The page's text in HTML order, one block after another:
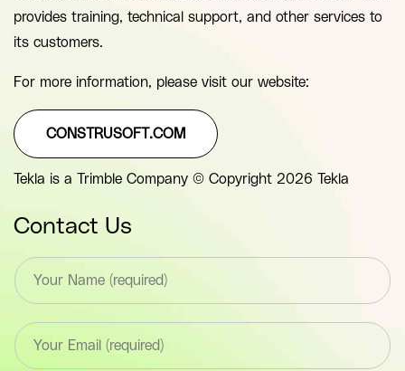
provides training, technical support, and other services to
its customers.
For more information, please visit our website:
CONSTRUSOFT.COM
Tekla is a Trimble Company © Copyright 2026 Tekla
Contact Us
T
e
x
*
F
E
m
a